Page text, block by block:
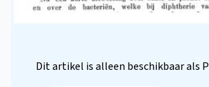
Dit artikel is alleen beschikbaar als